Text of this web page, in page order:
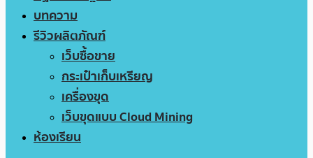
บทความ
รีวิวผลิตภัณฑ์
เว็บซื้อขาย
กระเป๋าเก็บเหรียญ
เครื่องขุด
เว็บขุดแบบ Cloud Mining
ห้องเรียน